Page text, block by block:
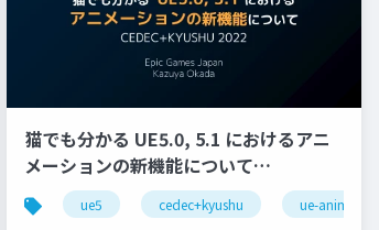
猫でも分かる UE5.0, 5.1 におけるアニ
メーションの新機能について
【CEDEC+KYUSHU 2022】
ue5 cedec+kyushu ue-